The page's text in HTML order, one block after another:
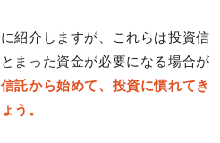
紹介しますが、これらは投資信
まった資金が必要になる場合が
託から始めて、投資に慣れてき
う。